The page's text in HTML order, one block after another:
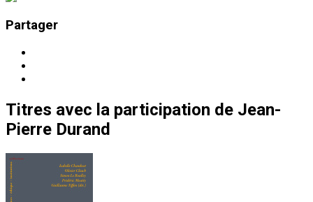
Partager
Titres avec la participation de Jean-
Pierre Durand